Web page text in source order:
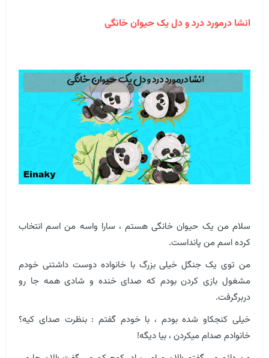
انشا درمورد درد و دل یک حیوان خانگی
سلام من یک حیوان خانگی هستم ، سارا واسه من اسم انتخاب
کرده اسم من پانداست.
من توی یک جنگل خیلی بزرگ با خانواده دوست داشتنی خودم
مشغول بازی کردن بودم که صدای خنده و شادی همه جا رو
دربرگرفت.
خیلی کنجکاو شده بودم ، با خودم گفتم : بنظرت صدای کیه؟
خانوادم صدام میکردن ، بیا دیگه!